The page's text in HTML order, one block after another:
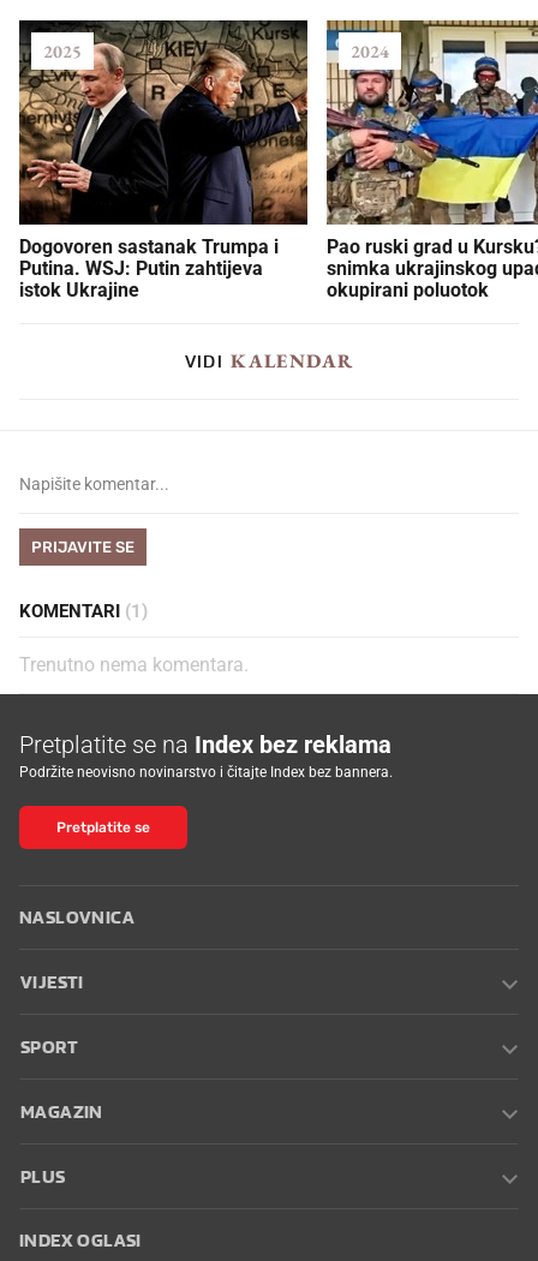
Dogovoren sastanak Trumpa i
Putina. WSJ: Putin zahtijeva
istok Ukrajine
2025
Pao ruski grad u
snimka ukrajinskog
okupirani poluotok
2024
VIDI KALENDAR
PRIJAVITE SE
KOMENTARI (1)
Trenutno nema komentara.
Pretplatite se na Index bez reklama
Podržite neovisno novinarstvo i čitajte Index bez bannera.
Pretplatite se
NASLOVNICA
VIJESTI
SPORT
MAGAZIN
PLUS
INDEX OGLASI